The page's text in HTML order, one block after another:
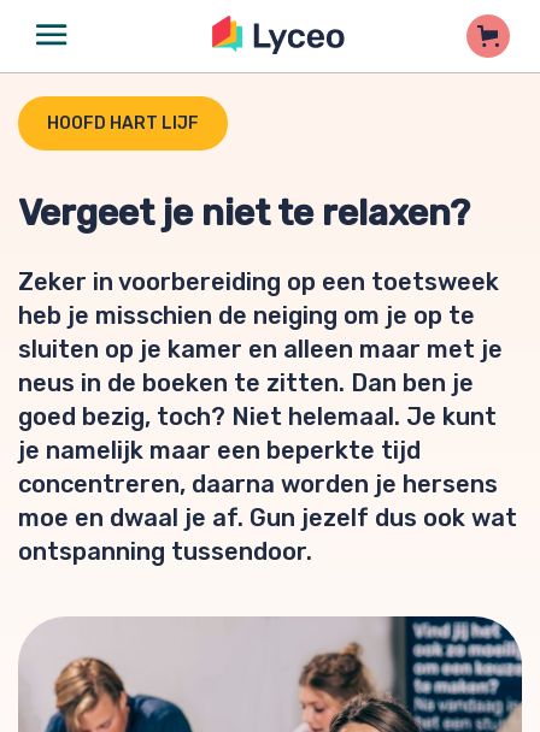
HOOFD HART LIJF
Vergeet je niet te relaxen?
Zeker in voorbereiding op een toetsweek
heb je misschien de neiging om je op te
sluiten op je kamer en alleen maar met je
neus in de boeken te zitten. Dan ben je
goed bezig, toch? Niet helemaal. Je kunt
je namelijk maar een beperkte tijd
concentreren, daarna worden je hersens
moe en dwaal je af. Gun jezelf dus ook wat
ontspanning tussendoor.